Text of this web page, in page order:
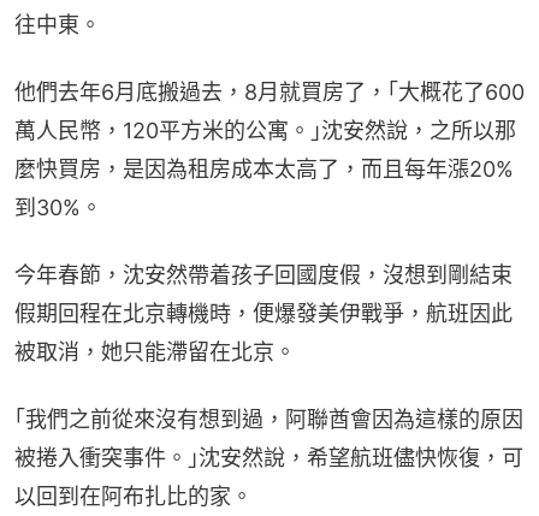
往中東。
他們去年6月底搬過去，8月就買房了，｢大概花了600
萬人民幣，120平方米的公寓。｣沈安然說，之所以那
麼快買房，是因為租房成本太高了，而且每年漲20%
到30%。
今年春節，沈安然帶着孩子回國度假，沒想到剛結束
假期回程在北京轉機時，便爆發美伊戰爭，航班因此
被取消，她只能滯留在北京。
｢我們之前從來沒有想到過，阿聯酋會因為這樣的原因
被捲入衝突事件。｣沈安然說，希望航班儘快恢復，可
以回到在阿布扎比的家。